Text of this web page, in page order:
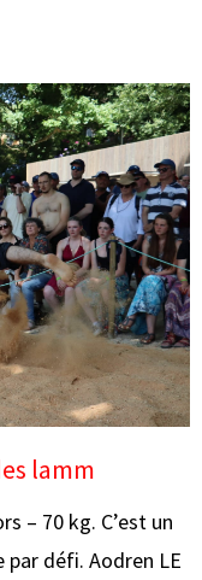
lamm
– 70 kg. C’est un
par défi. Aodren LE